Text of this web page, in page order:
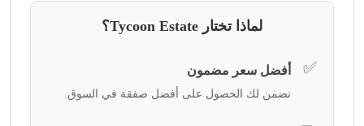
لماذا تختار Tycoon Estate؟
✅ أفضل سعر مضمون
نضمن لك الحصول على أفضل صفقة في السوق.